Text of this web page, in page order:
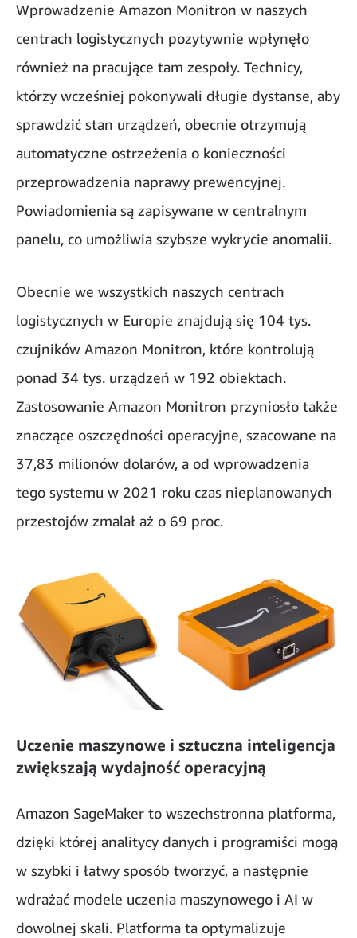
Wprowadzenie Amazon Monitron w naszych
centrach logistycznych pozytywnie wpłynęło
również na pracujące tam zespoły. Technicy,
którzy wcześniej pokonywali długie dystanse, aby
sprawdzić stan urządzeń, obecnie otrzymują
automatyczne ostrzeżenia o konieczności
przeprowadzenia naprawy prewencyjnej.
Powiadomienia są zapisywane w centralnym
panelu, co umożliwia szybsze wykrycie anomalii.
Obecnie we wszystkich naszych centrach
logistycznych w Europie znajdują się 104 tys.
czujników Amazon Monitron, które kontrolują
ponad 34 tys. urządzeń w 192 obiektach.
Zastosowanie Amazon Monitron przyniosło także
znaczące oszczędności operacyjne, szacowane na
37,83 milionów dolarów, a od wprowadzenia
tego systemu w 2021 roku czas nieplanowanych
przestojów zmalał aż o 69 proc.
Uczenie maszynowe i sztuczna inteligencja
zwiększają wydajność operacyjną
Amazon SageMaker to wszechstronna platforma,
dzięki której analitycy danych i programiści mogą
w szybki i łatwy sposób tworzyć, a następnie
wdrażać modele uczenia maszynowego i AI w
dowolnej skali. Platforma ta optymalizuje